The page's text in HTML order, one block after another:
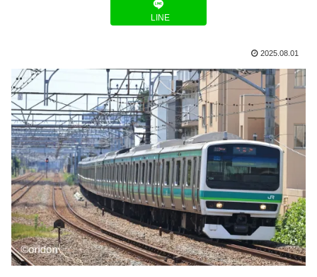
LINE
2025.08.01